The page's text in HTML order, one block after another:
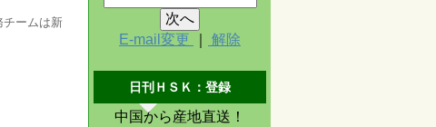
ームは新
E-mail変更 解除
日刊ＨＳＫ：登録
中国から産地直送！